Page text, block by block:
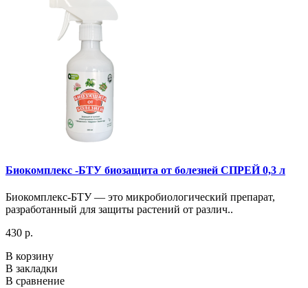
Биокомплекс -БТУ биозащита от болезней СПРЕЙ 0,3 л
Биокомплекс-БТУ — это микробиологический препарат,
разработанный для защиты растений от различ..
430 р.
В корзину
В закладки
В сравнение